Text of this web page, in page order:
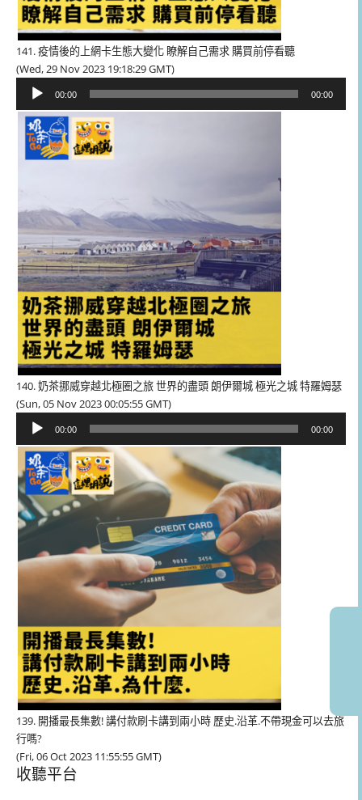
141. 疫情後的上網卡生態大變化 瞭解自己需求 購買前停看聽
(Wed, 29 Nov 2023 19:18:29 GMT)
播
器
00:00 00:00
140. 奶茶挪威穿越北極圈之旅 世界的盡頭 朗伊爾城 極光之城 特羅姆瑟
(Sun, 05 Nov 2023 00:05:55 GMT)
播
放
器
00:00 00:00
139. 開播最長集數! 講付款刷卡講到兩小時 歷史.沿革.不帶現金可以去旅
行嗎?
(Fri, 06 Oct 2023 11:55:55 GMT)
收聽平台